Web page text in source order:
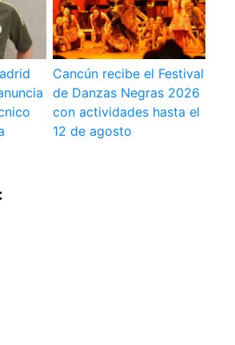
Cancún recibe el Festival
de Danzas Negras 2026
con actividades hasta el
12 de agosto